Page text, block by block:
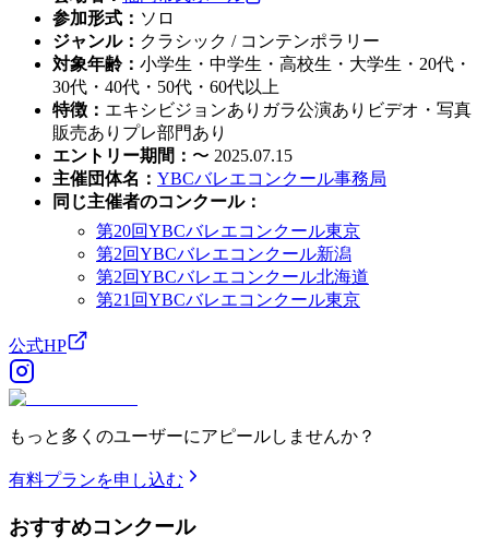
参加形式 ： ソロ
ジャンル： クラシック / コンテンポラリー
対象年齢 ： 小学生・中学生・高校生・大学生・20代・
30代・40代・50代・60代以上
特徴 ： エキシビジョンあり ガラ公演あり ビデオ・写真
販売あり プレ部門あり
エントリー期間 ： 〜 2025.07.15
主催団体名 ： YBCバレエコンクール事務局
同じ主催者のコンクール：
第20回YBCバレエコンクール東京
第2回YBCバレエコンクール新潟
第2回YBCバレエコンクール北海道
第21回YBCバレエコンクール東京
公式HP
もっと多くのユーザーにアピールしませんか？
有料プランを申し込む
おすすめコンクール